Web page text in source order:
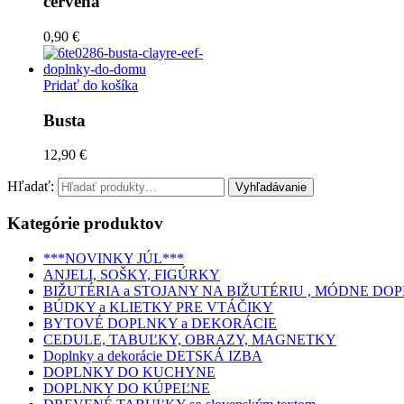
0,90 €
Pridať do košíka
Busta
12,90 €
Hľadať:
Kategórie produktov
***NOVINKY JÚL***
ANJELI, SOŠKY, FIGÚRKY
BIŽUTÉRIA a STOJANY NA BIŽUTÉRIU , MÓDNE
BÚDKY a KLIETKY PRE VTÁČIKY
BYTOVÉ DOPLNKY a DEKORÁCIE
CEDULE, TABUĽKY, OBRAZY, MAGNETKY
Doplnky a dekorácie DETSKÁ IZBA
DOPLNKY DO KUCHYNE
DOPLNKY DO KÚPEĽNE